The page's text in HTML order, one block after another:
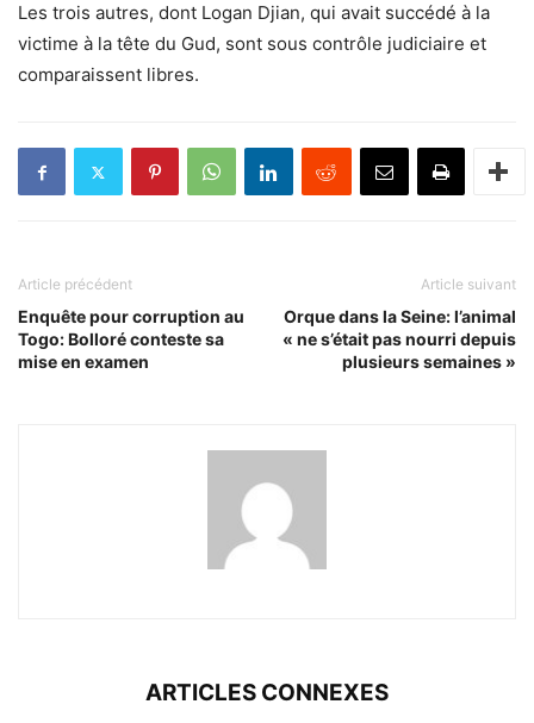
Les trois autres, dont Logan Djian, qui avait succédé à la
victime à la tête du Gud, sont sous contrôle judiciaire et
comparaissent libres.
Article précédent
Enquête pour corruption au
Togo: Bolloré conteste sa
mise en examen
Article suivant
Orque dans la Seine: l’animal
« ne s’était pas nourri depuis
plusieurs semaines »
ARTICLES CONNEXES